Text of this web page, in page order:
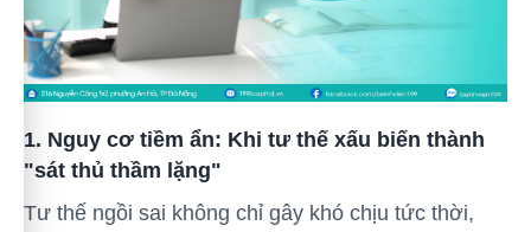
1. Nguy cơ tiềm ẩn: Khi tư thế xấu biến thành
"sát thủ thầm lặng"
Tư thế ngồi sai không chỉ gây khó chịu tức thời,